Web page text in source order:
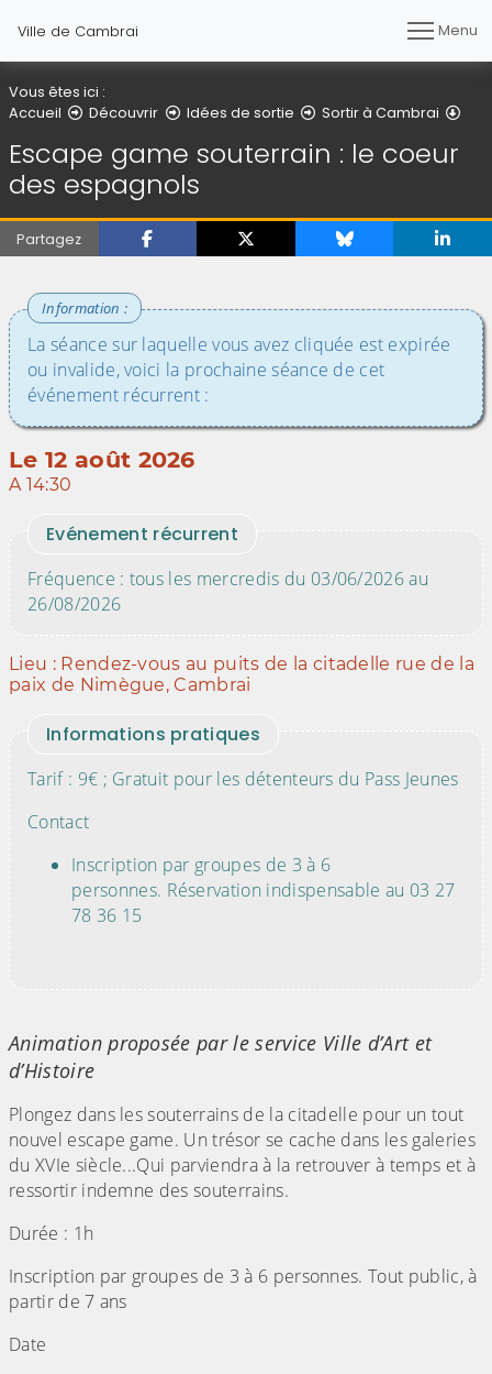
Ville de Cambrai Menu
Vous êtes ici :
Accueil
Découvrir Idées de sortie Sortir à Cambrai
Escape game souterrain : le coeur
des espagnols
Partagez
La séance sur laquelle vous avez cliquée est expirée
ou invalide, voici la prochaine séance de cet
événement récurrent :
Le 12 août 2026
A 14:30
Evénement récurrent
Fréquence : tous les mercredis du 03/06/2026 au
26/08/2026
Lieu : Rendez-vous au puits de la citadelle rue de la
paix de Nimègue, Cambrai
Informations pratiques
Tarif : 9€ ; Gratuit pour les détenteurs du Pass Jeunes
Contact
Inscription par groupes de 3 à 6
personnes. Réservation indispensable au 03 27
78 36 15
Animation proposée par le service Ville d’Art et
d’Histoire
Plongez dans les souterrains de la citadelle pour un tout
nouvel escape game. Un trésor se cache dans les galeries
du XVIe siècle...Qui parviendra à la retrouver à temps et à
ressortir indemne des souterrains.
Durée : 1h
Inscription par groupes de 3 à 6 personnes. Tout public, à
partir de 7 ans
Date